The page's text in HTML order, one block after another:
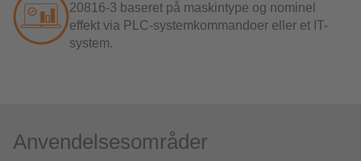
20816-3 baseret på maskintype og nominel
effekt via PLC-systemkommandoer eller et IT-
system.
Anvendelsesområder